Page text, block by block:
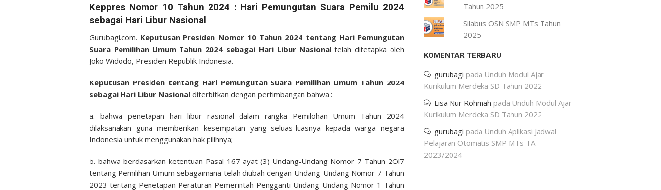
Keppres Nomor 10 Tahun 2024 : Hari Pemungutan Suara Pemilu 2024
sebagai Hari Libur Nasional
Gurubagi.com. Keputusan Presiden Nomor 10 Tahun 2024 tentang Hari Pemungutan
Suara Pemilihan Umum Tahun 2024 sebagai Hari Libur Nasionaltelah ditetapka oleh
Joko Widodo, Presiden Republik Indonesia.
Keputusan Presiden tentang Hari Pemungutan Suara Pemilihan Umum Tahun 2024
sebagai Hari Libur Nasional diterbitkan dengan pertimbangan bahwa :
a. bahwa penetapan hari libur nasional dalam rangka Pemilohan Umum Tahun 2024
dilaksanakan guna memberikan kesempatan yang seluas-luasnya kepada warga negara
Indonesia untuk menggunakan hak pilihnya;
b. bahwa berdasarkan ketentuan Pasal 167 ayat (3) Undang-Undang Nomor 7 Tahun 2Ol7
tentang Pemilihan Umum sebagaimana telah diubah dengan Undang-Undang Nomor 7 Tahun
2023 tentang Penetapan Peraturan Pemerintah Pengganti Undang-Undang Nomor 1 Tahun
Tahun 2025
Silabus OSN SMP MTs Tahun
2025
KOMENTAR TERBARU
gurubagi pada Unduh Modul Ajar
Kurikulum Merdeka SD Tahun 2022
Lisa Nur Rohmah pada Unduh Modul Ajar
Kurikulum Merdeka SD Tahun 2022
gurubagi pada Unduh Aplikasi Jadwal
Pelajaran Otomatis SMP MTs TA
2023/2024